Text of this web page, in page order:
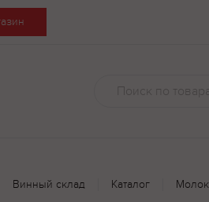
Винный склад Каталог